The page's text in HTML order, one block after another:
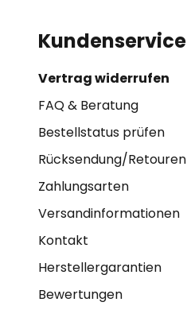
Kundenservice
Vertrag widerrufen
FAQ & Beratung
Bestellstatus prüfen
Rücksendung/Retouren
Zahlungsarten
Versandinformationen
Kontakt
Herstellergarantien
Bewertungen